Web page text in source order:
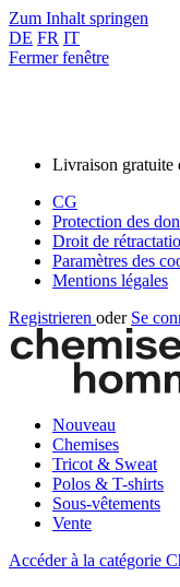
Zum Inhalt springen
DE FR IT
Fermer fenêtre
Livraison gratuite
CG
Protection des
Droit de
Paramètres des
Mentions légales
Registrieren oder Se
Nouveau
Chemises
Tricot & Sweat
Polos & T-shirts
Sous-vêtements
Vente
Accéder à la catégorie